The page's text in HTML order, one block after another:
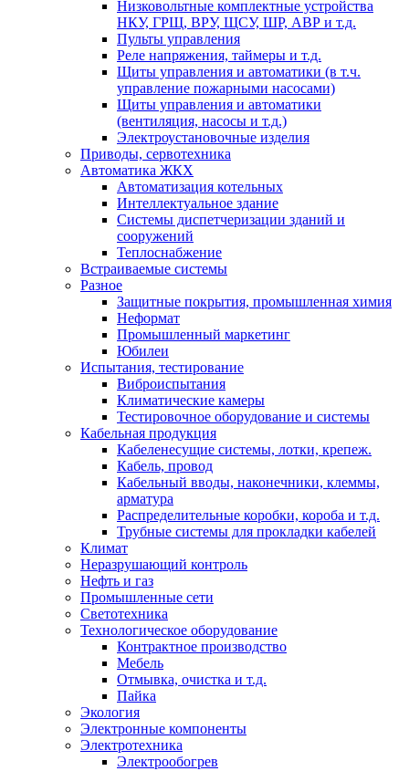
Низковольтные комплектные устройства
НКУ, ГРЩ, ВРУ, ЩСУ, ШР, АВР и т.д.
Пульты управления
Реле напряжения, таймеры и т.д.
Щиты управления и автоматики (в т.ч.
управление пожарными насосами)
Щиты управления и автоматики
(вентиляция, насосы и т.д.)
Электроустановочные изделия
Приводы, сервотехника
Автоматика ЖКХ
Автоматизация котельных
Интеллектуальное здание
Системы диспетчеризации зданий и
сооружений
Теплоснабжение
Встраиваемые системы
Разное
Защитные покрытия, промышленная химия
Неформат
Промышленный маркетинг
Юбилеи
Испытания, тестирование
Виброиспытания
Климатические камеры
Тестировочное оборудование и системы
Кабельная продукция
Кабеленесущие системы, лотки, крепеж.
Кабель, провод
Кабельный вводы, наконечники, клеммы,
арматура
Распределительные коробки, короба и т.д.
Трубные системы для прокладки кабелей
Климат
Неразрушающий контроль
Нефть и газ
Промышленные сети
Светотехника
Технологическое оборудование
Контрактное производство
Мебель
Отмывка, очистка и т.д.
Пайка
Экология
Электронные компоненты
Электротехника
Электрообогрев